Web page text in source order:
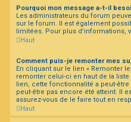
Pourquoi mon message a-t-il
Les administrateurs du forum
sur le forum. Il est également
limitées. Pour plus d’informations,
Haut
Comment puis-je remonter mes
En cliquant sur le lien « Remonter
remonter celui-ci en haut de la
lien, cette fonctionnalité a peut-
peut-être pas encore été atteint. Il
assurez-vous de le faire tout en
Haut